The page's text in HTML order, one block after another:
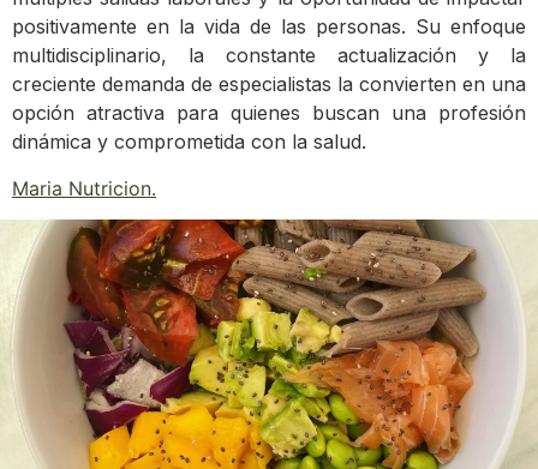
positivamente en la vida de las personas. Su enfoque
multidisciplinario, la constante actualización y la
creciente demanda de especialistas la convierten en una
opción atractiva para quienes buscan una profesión
dinámica y comprometida con la salud.
Maria Nutricion.